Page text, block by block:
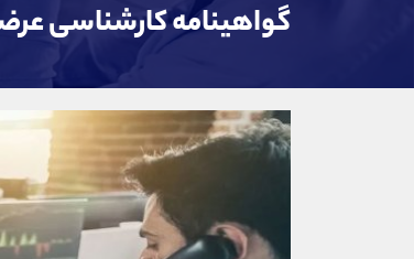
گواهینامه کارشناسی
تلفن
بدون پیش شماره
کانال بله